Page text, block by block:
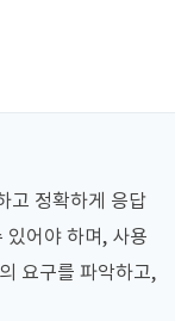
고 정확하게 응답
있어야 하며, 사용
요구를 파악하고,